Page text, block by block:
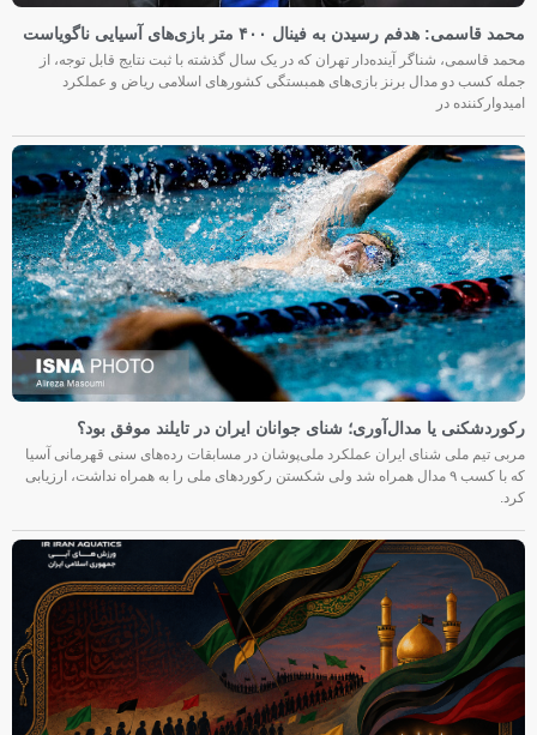
محمد قاسمی: هدفم رسیدن به فینال ۴۰۰ متر بازی‌های آسیایی ناگویاست
محمد قاسمی، شناگر آینده‌دار تهران که در یک سال گذشته با ثبت نتایج قابل توجه، از
جمله کسب دو مدال برنز بازی‌های همبستگی کشورهای اسلامی ریاض و عملکرد
امیدوارکننده در
رکوردشکنی یا مدال‌آوری؛ شنای جوانان ایران در تایلند موفق بود؟
مربی تیم ملی شنای ایران عملکرد ملی‌پوشان در مسابقات رده‌های سنی قهرمانی آسیا
که با کسب ۹ مدال همراه شد ولی شکستن رکوردهای ملی را به همراه نداشت، ارزیابی
کرد.